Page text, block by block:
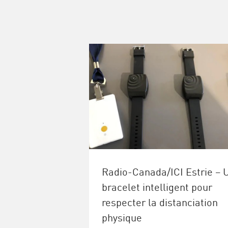
Radio-Canada/ICI Estrie –
bracelet intelligent pour
respecter la distanciation
physique